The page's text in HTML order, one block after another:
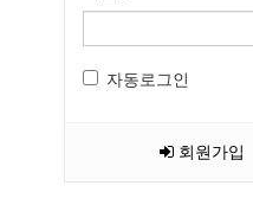
자동로그인
회원가입